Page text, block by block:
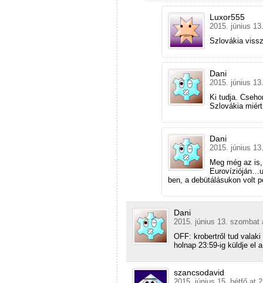
Luxor555
2015. június
Szlovákia
Dani
2015. június
Ki tudja.
Szlovákia
Dani
2015. június
Meg még az
ben, a debütálásukon volt
Dani
2015. június 13. szombat
OFF: krobertről tud
holnap 23:59-ig küldje el
szancsodavid